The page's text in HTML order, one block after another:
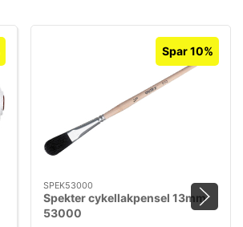
Spar 10%
SPEK53000
Spekter cykellakpensel 13mm
53000